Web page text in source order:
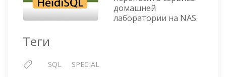
БД
ИЗ
MYSQL
домашней
лаборатории на NAS.
Теги
SQL SPECIAL